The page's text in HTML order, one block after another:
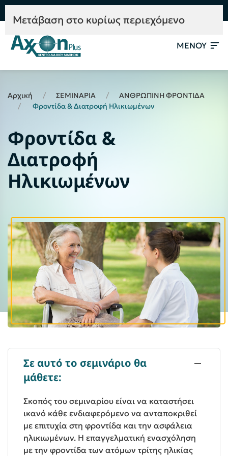
Mετάβαση στο κυρίως περιεχόμενο
ΜΕΝΟΥ
Αρχική ΣΕΜΙΝΑΡΙΑ
ΑΝΘΡΩΠΙΝΗ ΦΡΟΝΤΙΔΑ
Φροντίδα & Διατροφή Ηλικιωμένων
Φροντίδα &
Διατροφή
Ηλικιωμένων
Σε αυτό το σεμινάριο θα
μάθετε:
Σκοπός του σεμιναρίου είναι να καταστήσει
ικανό κάθε ενδιαφερόμενο να ανταποκριθεί
με επιτυχία στη φροντίδα και την ασφάλεια
ηλικιωμένων. Η επαγγελματική ενασχόληση
με την φροντίδα των ατόμων τρίτης ηλικίας